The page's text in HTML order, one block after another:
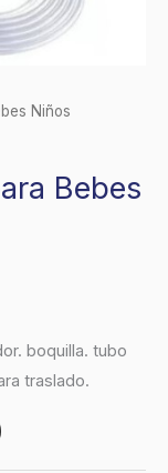
Niños
Bebes
boquilla. tubo
traslado.